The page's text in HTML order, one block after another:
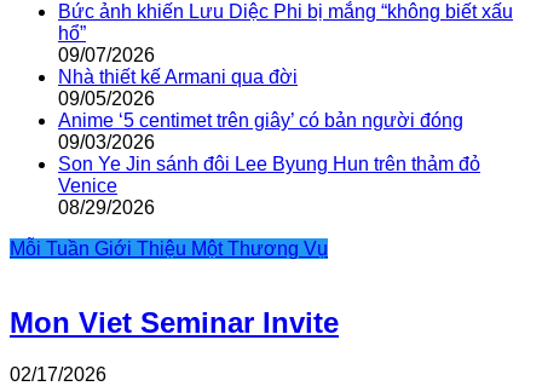
Bức ảnh khiến Lưu Diệc Phi bị mắng “không biết xấu
hổ”
09/07/2026
Nhà thiết kế Armani qua đời
09/05/2026
Anime ‘5 centimet trên giây’ có bản người đóng
09/03/2026
Son Ye Jin sánh đôi Lee Byung Hun trên thảm đỏ
Venice
08/29/2026
Mỗi Tuần Giới Thiệu Một Thương Vụ
Mon Viet Seminar Invite
02/17/2026